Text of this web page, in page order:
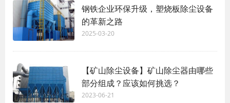
钢铁企业环保升级，塑烧板除尘设备
的革新之路
2025-03-20
【矿山除尘设备】矿山除尘器由哪些
部分组成？应该如何挑选？
2023-06-21